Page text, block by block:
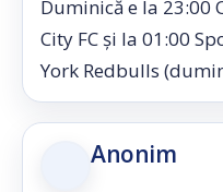
Duminică e la 23:00
City FC și la 01:00
York Redbulls
Anonim